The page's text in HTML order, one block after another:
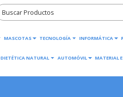
MASCOTAS TECNOLOGÍA INFORMÁTICA
DIETÉTICA NATURAL AUTOMÓVIL MATERIAL